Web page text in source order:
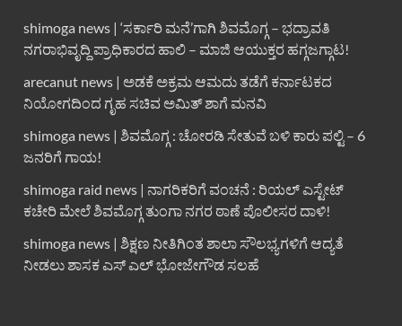
shimoga news | ‘ಸರ್ಕಾರಿ ಮನೆ’ಗಾಗಿ ಶಿವಮೊಗ್ಗ – ಭದ್ರಾವತಿ
ನಗರಾಭಿವೃದ್ದಿ ಪ್ರಾಧಿಕಾರದ ಹಾಲಿ – ಮಾಜಿ ಆಯುಕ್ತರ ಹಗ್ಗಜಗ್ಗಾಟ!
arecanut news | ಅಡಕೆ ಅಕ್ರಮ ಆಮದು ತಡೆಗೆ ಕರ್ನಾಟಕದ
ನಿಯೋಗದಿಂದ ಗೃಹ ಸಚಿವ ಅಮಿತ್ ಶಾಗೆ ಮನವಿ
shimoga news | ಶಿವಮೊಗ್ಗ : ಚೋರಡಿ ಸೇತುವೆ ಬಳಿ ಕಾರು ಪಲ್ಟಿ – 6
ಜನರಿಗೆ ಗಾಯ!
shimoga raid news | ನಾಗರಿಕರಿಗೆ ವಂಚನೆ : ರಿಯಲ್ ಎಸ್ಟೇಟ್
ಕಚೇರಿ ಮೇಲೆ ಶಿವಮೊಗ್ಗ ತುಂಗಾ ನಗರ ಠಾಣೆ ಪೊಲೀಸರ ದಾಳಿ!
shimoga news | ಶಿಕ್ಷಣ ನೀತಿಗಿಂತ ಶಾಲಾ ಸೌಲಭ್ಯಗಳಿಗೆ ಆದ್ಯತೆ
ನೀಡಲು ಶಾಸಕ ಎಸ್ ಎಲ್ ಭೋಜೇಗೌಡ ಸಲಹೆ